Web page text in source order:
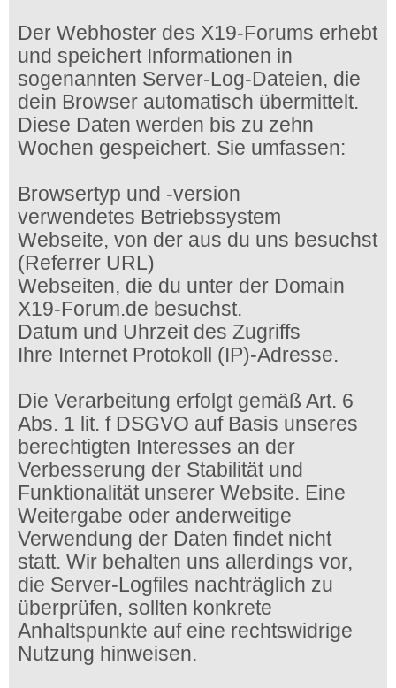
Der Webhoster des X19-Forums erhebt
und speichert Informationen in
sogenannten Server-Log-Dateien, die
dein Browser automatisch übermittelt.
Diese Daten werden bis zu zehn
Wochen gespeichert. Sie umfassen:
Browsertyp und -version
verwendetes Betriebssystem
Webseite, von der aus du uns besuchst
(Referrer URL)
Webseiten, die du unter der Domain
X19-Forum.de besuchst.
Datum und Uhrzeit des Zugriffs
Ihre Internet Protokoll (IP)-Adresse.
Die Verarbeitung erfolgt gemäß Art. 6
Abs. 1 lit. f DSGVO auf Basis unseres
berechtigten Interesses an der
Verbesserung der Stabilität und
Funktionalität unserer Website. Eine
Weitergabe oder anderweitige
Verwendung der Daten findet nicht
statt. Wir behalten uns allerdings vor,
die Server-Logfiles nachträglich zu
überprüfen, sollten konkrete
Anhaltspunkte auf eine rechtswidrige
Nutzung hinweisen.